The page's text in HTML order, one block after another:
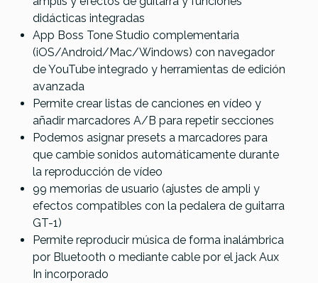
didácticas integradas
App Boss Tone Studio complementaria
(iOS/Android/Mac/Windows) con navegador
de YouTube integrado y herramientas de edición
avanzada
Permite crear listas de canciones en vídeo y
añadir marcadores A/B para repetir secciones
Podemos asignar presets a marcadores para
que cambie sonidos automáticamente durante
la reproducción de vídeo
99 memorias de usuario (ajustes de ampli y
efectos compatibles con la pedalera de guitarra
GT-1)
Permite reproducir música de forma inalámbrica
por Bluetooth o mediante cable por el jack Aux
In incorporado